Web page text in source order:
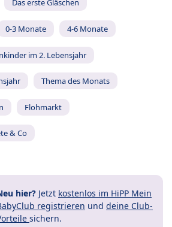
Das erste Gläschen
0-3 Monate 4-6 Monate
im 2. Lebensjahr
Thema des Monats
Flohmarkt
& Co
hier? Jetzt kostenlos im HiPP Mein
registrieren und deine Club-
sichern.